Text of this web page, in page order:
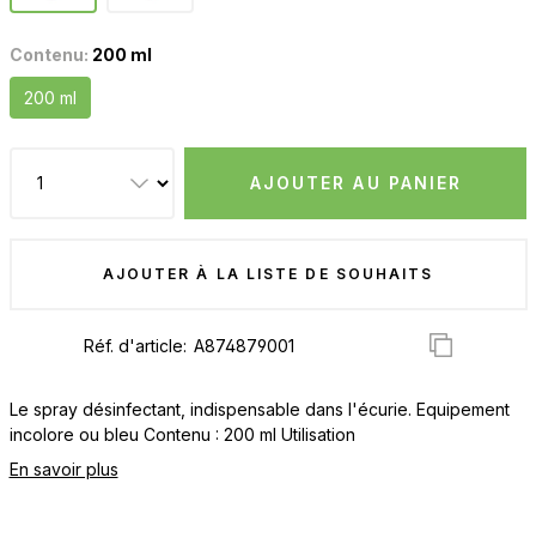
Contenu: 200 ml
200 ml
AJOUTER AU PANIER
AJOUTER À LA LISTE DE SOUHAITS
Réf. d'article:
Le spray désinfectant, indispensable dans l'écurie. Equipement
incolore ou bleu Contenu : 200 ml Utilisation
En savoir plus